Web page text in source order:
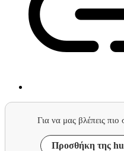
Για να μας βλέπεις
Προσθήκη της